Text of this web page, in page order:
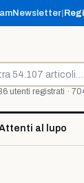
Newsletter
utenti registrati ·
al lupo